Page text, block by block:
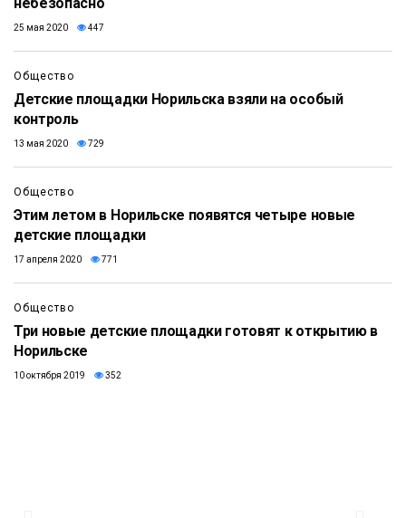
25 мая 2020 447
Общество
Детские площадки Норильска взяли на особый
контроль
13 мая 2020 729
Общество
Этим летом в Норильске появятся четыре новые
детские площадки
17 апреля 2020 771
Общество
Три новые детские площадки готовят к открытию в
Норильске
10 октября 2019 352